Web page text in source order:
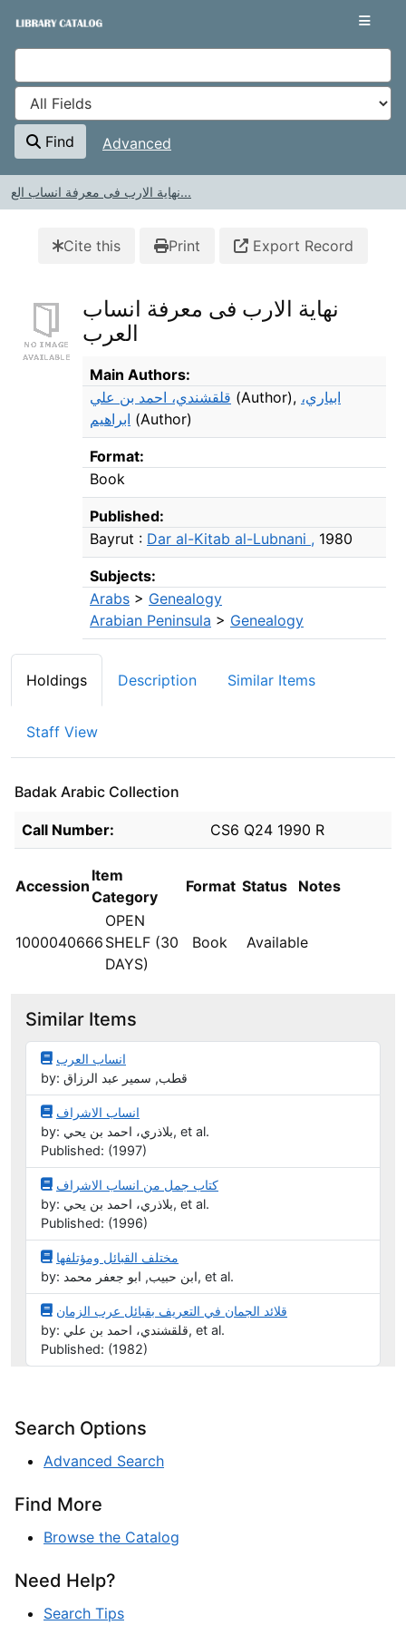
VuFind
Find Advanced
نهاية الارب فى معرفة انساب الع...
Cite this Print Export Record
نهاية الارب فى معرفة انساب
العرب
Bibliographic Details
Main Authors:
قلقشندي، احمد بن علي (Author), ابياري،
ابراهيم (Author)
Format:
Book
Published:
Bayrut : Dar al-Kitab al-Lubnani , 1980
Subjects:
Arabs > Genealogy
Arabian Peninsula > Genealogy
Holdings Description Similar Items
Staff View
Badak Arabic Collection
Holdings details from Badak Arabic Collection
Call Number: CS6 Q24 1990 R
Accession
Item
Category
Format Status Notes
1000040666
OPEN
SHELF (30
DAYS)
Book Available
Similar Items
انساب العرب
by: قطب, سمير عبد الرزاق
انساب الاشراف
by: بلاذري، احمد بن يحي, et al.
Published: (1997)
كتاب جمل من انساب الاشراف
by: بلاذري، احمد بن يحي, et al.
Published: (1996)
مختلف القبائل ومؤتلفها
by: ابن حبيب, ابو جعفر محمد, et al.
قلائد الجمان في التعريف بقبائل عرب الزمان
by: قلقشندي، احمد بن علي, et al.
Published: (1982)
Search Options
Advanced Search
Find More
Browse the Catalog
Need Help?
Search Tips